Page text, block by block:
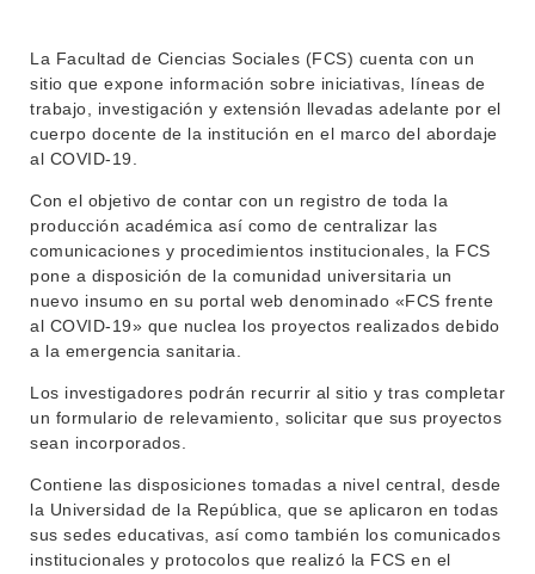
INVESTIGACIÓN
EXTENSIÓN
SERVICIOS
LLAMADOS
NOTICIAS
CONTACTO
POSGRADOS
MOVILIDAD ACADÉMICA
BIBLIOTECA
La Facultad de Ciencias Sociales (FCS) cuenta con un
sitio que expone información sobre iniciativas, líneas de
trabajo, investigación y extensión llevadas adelante por el
cuerpo docente de la institución en el marco del abordaje
al COVID-19.
Con el objetivo de contar con un registro de toda la
producción académica así como de centralizar las
comunicaciones y procedimientos institucionales, la FCS
pone a disposición de la comunidad universitaria un
nuevo insumo en su portal web denominado «FCS frente
al COVID-19» que nuclea los proyectos realizados debido
a la emergencia sanitaria.
Los investigadores podrán recurrir al sitio y tras completar
un formulario de relevamiento, solicitar que sus proyectos
sean incorporados.
Contiene las disposiciones tomadas a nivel central, desde
la Universidad de la República, que se aplicaron en todas
sus sedes educativas, así como también los comunicados
institucionales y protocolos que realizó la FCS en el